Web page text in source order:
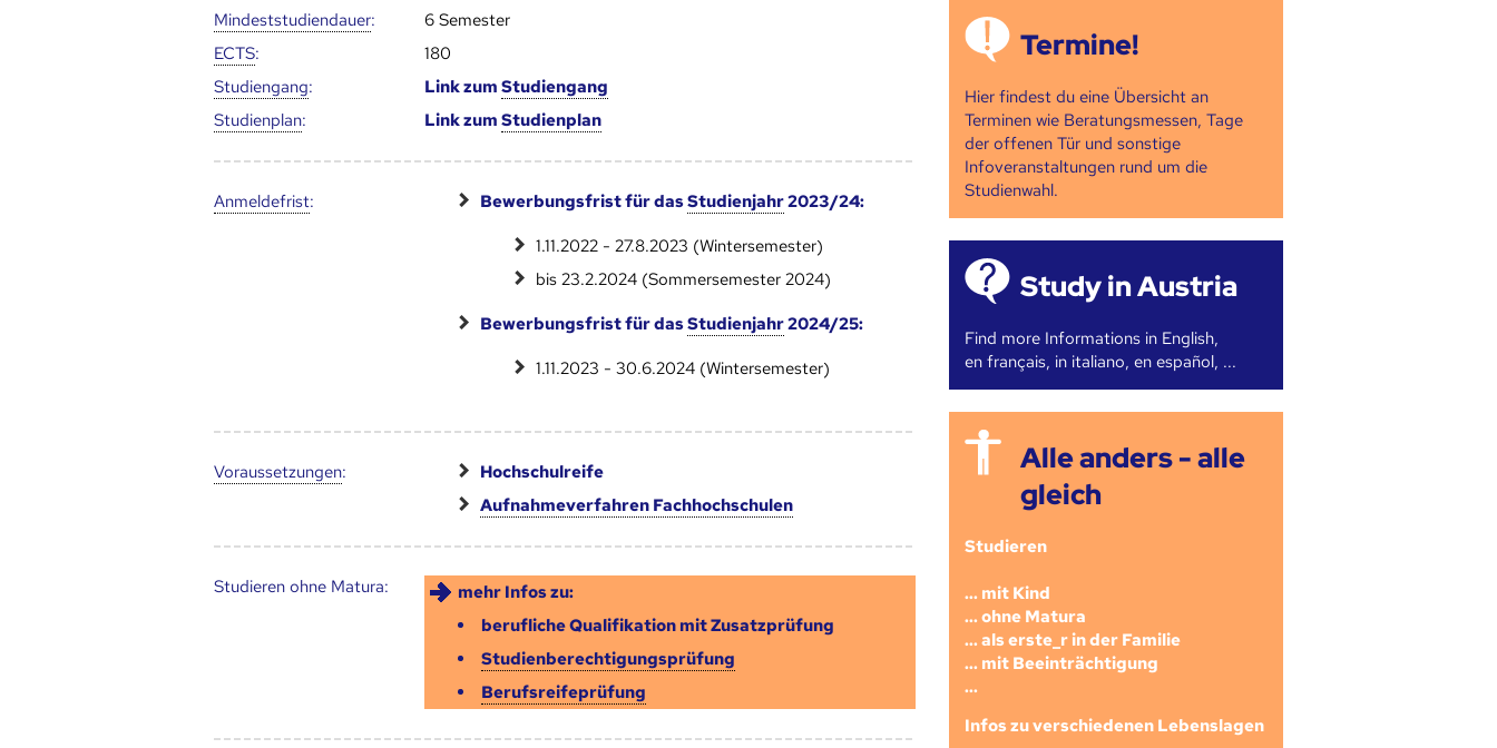
Mindest­studien­dauer:
6 Semester
ECTS:
180
Studien­gang: Link zum Studien­gang
Studien­plan: Link zum Studien­plan
Anmelde­frist: Bewerbungsfrist für dasStudienjahr2023/24:
1.11.2022 - 27.8.2023 (Wintersemester)
bis 23.2.2024 (Sommersemester 2024)
Bewerbungsfrist für dasStudienjahr2024/25:
1.11.2023 - 30.6.2024 (Wintersemester)
Voraus­setzungen:
Hochschulreife
Aufnahmeverfahren Fachhochschulen
Studieren ohne Matura:
mehr Infos zu:
berufliche Qualifikation mit Zusatzprüfung
Studienberechtigungsprüfung
Berufsreifeprüfung
Termine!
Hier findest du eine Übersicht an
Terminen wie Beratungsmessen, Tage
der offenen Tür und sonstige
Infoveranstaltungen rund um die
Studienwahl.
Study in Austria
Find more Informations in English,
en français, in italiano, en español, ...
Alle anders - alle
gleich
Studieren
... mit Kind
... ohne Matura
... als erste_r in der Familie
... mit Beeinträchtigung
...
Infos zu verschiedenen Lebenslagen